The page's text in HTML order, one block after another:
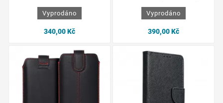
Vyprodáno
340,00 Kč
Vyprodáno
390,00 Kč